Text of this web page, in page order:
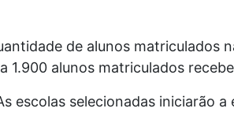
de alunos matriculados
1.900 alunos matriculados
escolas selecionadas iniciarão